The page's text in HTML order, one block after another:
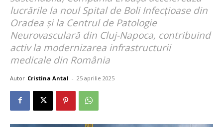
lucrările la noul Spital de Boli Infecțioase din
Oradea și la Centrul de Patologie
Neurovasculară din Cluj-Napoca, contribuind
activ la modernizarea infrastructurii
medicale din România
Autor Cristina Antal - 25 aprilie 2025